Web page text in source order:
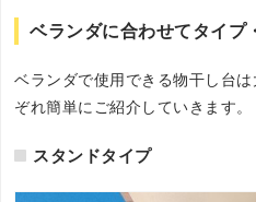
ベランダに合わせてタイプ
ベランダで使用できる物干し台
ぞれ簡単にご紹介していきます。
スタンドタイプ